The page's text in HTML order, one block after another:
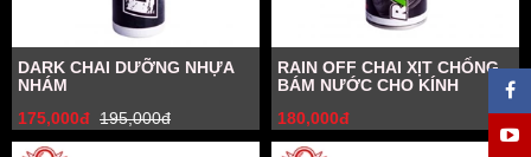
DARK CHAI DƯỠNG NHỰA
NHÁM
175,000đ 195,000đ
RAIN OFF CHAI XỊT CHỐNG
BÁM NƯỚC CHO KÍNH
180,000đ